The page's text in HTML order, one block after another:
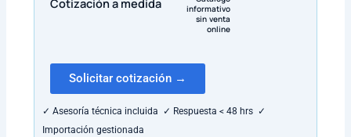
informativo
sin venta
online
Solicitar cotización →
✓ Asesoría técnica incluida ✓ Respuesta < 48 hrs ✓
Importación gestionada